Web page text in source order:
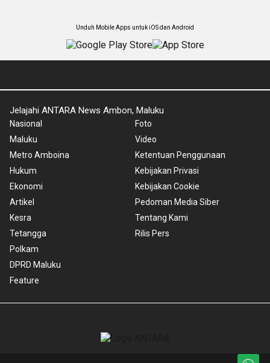
Unduh Mobile Apps untuk iOS dan Android
Jelajahi ANTARA News Ambon, Maluku
Nasional
Maluku
Metro Amboina
Hukum
Ekonomi
Artikel
Kesra
Tetangga
Polkam
DPRD Maluku
Feature
Foto
Video
Ketentuan Penggunaan
Kebijakan Privasi
Kebijakan Cookie
Pedoman Media Siber
Tentang Kami
Rilis Pers